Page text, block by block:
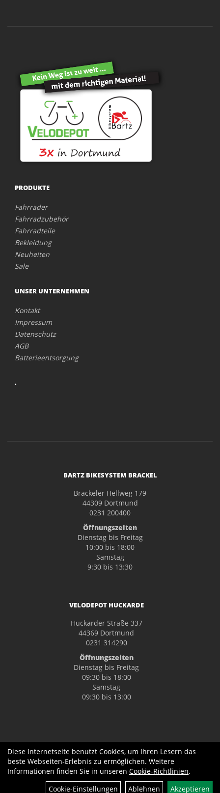
Filter
PRODUKTE
Fahrräder
Fahrradzubehör
Fahrradteile
Bekleidung
Neuheiten
Sale
UNSER UNTERNEHMEN
Kontakt
Impressum
Datenschutz
AGB
Batterieentsorgung
.
BARTZ BIKESYSTEM BRACKEL
Brackeler Hellweg 179
44309 Dortmund
0231 200400
Öffnungszeiten
Dienstag bis Freitag
10:00 bis 18:00
Samstag
9:30 bis 13:30
VELODEPOT HUCKARDE
Huckarder Straße 337
44369 Dortmund
0231 314290
Öffnungszeiten
Dienstag bis Freitag
09:30 bis 18:00
Samstag
09:30 bis 13:00
Diese Internetseite benutzt Cookies, um Ihren Lesern das
beste Webseiten-Erlebnis zu ermöglichen. Weitere
Informationen finden Sie in unseren Cookie-Richtlinien.
Cookie-Einstellungen
Ablehnen Akzeptieren